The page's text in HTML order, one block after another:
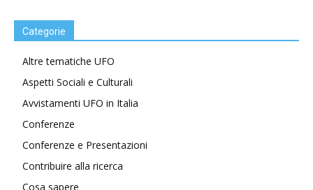
Categorie
Altre tematiche UFO
Aspetti Sociali e Culturali
Avvistamenti UFO in Italia
Conferenze
Conferenze e Presentazioni
Contribuire alla ricerca
Cosa sapere